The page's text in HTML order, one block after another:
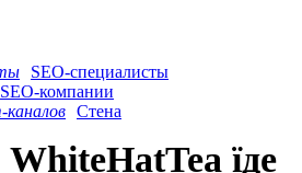
SEO-специалисты
SEO-компании
Стена
WhiteHatTea їде